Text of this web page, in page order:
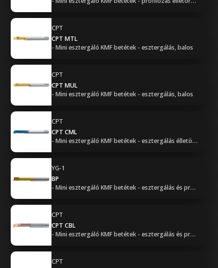
CPT
CPT MTL
- Mini esztergáló KMF betétek - esztergálás, balos
CPT
CPT MUL
- Mini esztergáló KMF betétek - esztergálás, balos
CPT
CPT CML
- Mini esztergáló KMF betétek - esztergálás élletöréssel, balos
YG-1
BP
- Mini esztergáló KMF betétek - esztergálás és profilozás, jobbos
CPT
CPT CBL
- Mini esztergáló KMF betétek - esztergálás és profilozás, balos
CPT